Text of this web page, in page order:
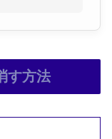
す方法